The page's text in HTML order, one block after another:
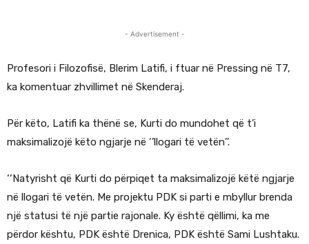
- Advertisement -
Profesori i Filozofisë, Blerim Latifi, i ftuar në Pressing në T7,
ka komentuar zhvillimet në Skenderaj.
Për këto, Latifi ka thënë se, Kurti do mundohet që t’i
maksimalizojë këto ngjarje në ‘’llogari të vetën’’.
‘‘Natyrisht që Kurti do përpiqet ta maksimalizojë këtë ngjarje
në llogari të vetën. Me projektu PDK si parti e mbyllur brenda
një statusi të një partie rajonale. Ky është qëllimi, ka me
përdor kështu, PDK është Drenica, PDK është Sami Lushtaku.